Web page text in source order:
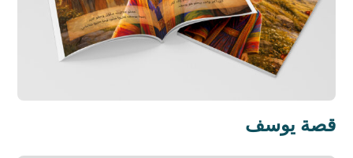
قصة يوسف